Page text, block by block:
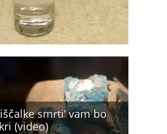
smrti’ vam bo
(video)